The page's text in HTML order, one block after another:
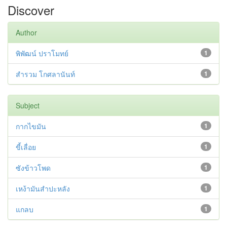
Discover
Author
1
พิพัฒน์ ปราโมทย์
1
สำรวม โกศลานันท์
Subject
1
กากไขมัน
1
ขี้เลื่อย
1
ซังข้าวโพด
1
เหง้ามันสำปะหลัง
1
แกลบ